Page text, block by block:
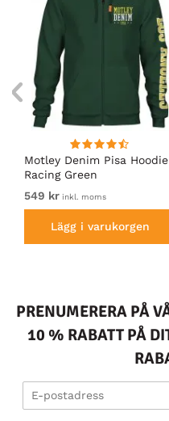
Motley Denim Pisa Hoodie
Racing Green
549 kr inkl. moms
Lägg i varukorgen
PRENUMERERA PÅ
10 % RABATT PÅ